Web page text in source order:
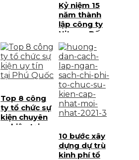
Kỷ niệm 15
năm thành
lập công ty
Niteco: Dấu
ấn đẳng cấp
từ Palamun
Event tại Phú
Quốc
Top 8 công
ty tổ chức sự
kiện chuyên
nghiệp tại
10 bước xây
dựng dự trù
kinh phí tổ